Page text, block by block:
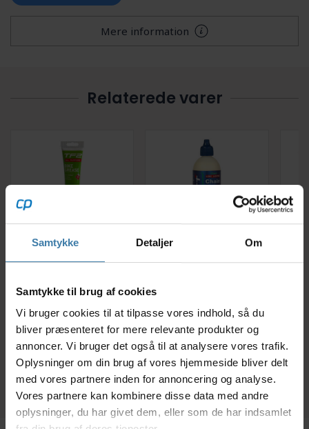
Samtykke Detaljer Om
Samtykke til brug af cookies
Vi bruger cookies til at tilpasse vores indhold, så du
bliver præsenteret for mere relevante produkter og
annoncer. Vi bruger det også til at analysere vores trafik.
Oplysninger om din brug af vores hjemmeside bliver delt
med vores partnere inden for annoncering og analyse.
Vores partnere kan kombinere disse data med andre
oplysninger, du har givet dem, eller som de har indsamlet
Mere information
Relaterede varer
Weldtite TF2 - Fedt i
tube med teflon - 125
75,00kr.
+10 på lager
Squirt voksbaseret
smøremiddel 120ml -
+10 på lager